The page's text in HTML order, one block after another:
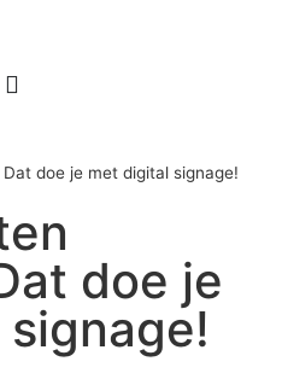
doe je met digital signage!
doe je